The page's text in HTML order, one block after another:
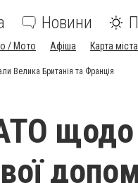
Новини
/ Мото Афіша Карта міста
Велика Британія та Франція
щодо